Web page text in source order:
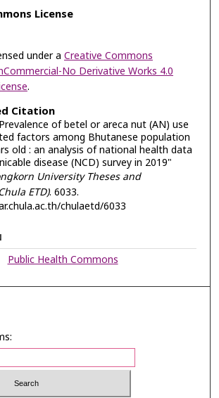
License
under a Creative Commons
No Derivative Works 4.0
.
Citation
of betel or areca nut (AN) use
factors among Bhutanese population
old : an analysis of national health data
disease (NCD) survey in 2019"
University Theses and
ETD). 6033.
chulaetd/6033
Public Health Commons